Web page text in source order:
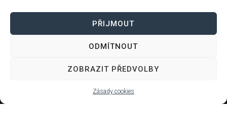
PŘIJMOUT
ODMÍTNOUT
ZOBRAZIT PŘEDVOLBY
Zásady cookies
soubory cookie a povolte tento